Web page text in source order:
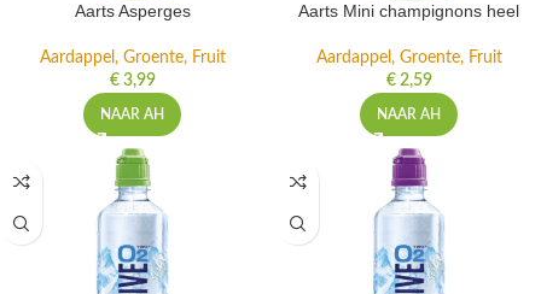
Aarts Asperges
Aardappel, Groente, Fruit
€3,99
NAAR AH
Aarts Mini champignons heel
Aardappel, Groente, Fruit
€2,59
NAAR AH